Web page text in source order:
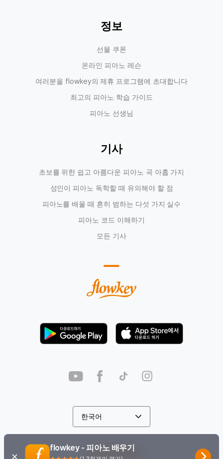
Cookie Settings
정보
선물 쿠폰
온라인 피아노 레슨
여러분을 flowkey의 제휴 프로그램에 초대합니다
최고의 피아노 학습 가이드
피아노 선생님
기사
초보를 위한 쉽고 아름다운 피아노 곡 아홉 가지
성인이 피아노 독학할 때 유의해야 할 점
피아노를 배울 때 흔히 범하는 다섯 가지 실수
피아노 코드 이해하기
모든 기사
flowkey - 피아노 배우기